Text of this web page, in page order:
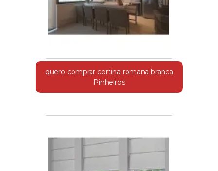
quero comprar cortina romana branca
Pinheiros